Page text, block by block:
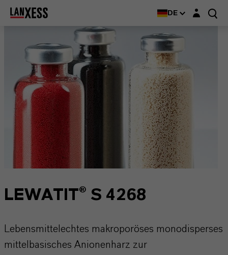
DE Login-Maske
LEWATIT® S 4268
Lebensmittelechtes makroporöses monodisperses
mittelbasisches Anionenharz zur